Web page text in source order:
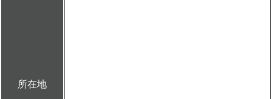
所在地